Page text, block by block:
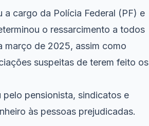
cargo da Polícia Federal (PF) e
o ressarcimento a todos
março de 2025, assim como
suspeitas de terem feito os
pensionista, sindicatos e
às pessoas prejudicadas.